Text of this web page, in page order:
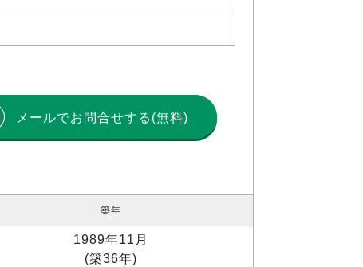
メールでお問合せする(無料)
築年
1989年11月
(築36年)